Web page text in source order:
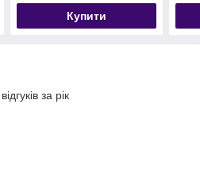
Купити
за рік